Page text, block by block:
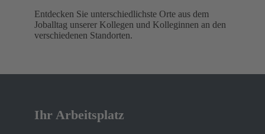
Entdecken Sie unterschiedlichste Orte aus dem
Joballtag unserer Kollegen und Kolleginnen an den
verschiedenen Standorten.
Ihr Arbeitsplatz